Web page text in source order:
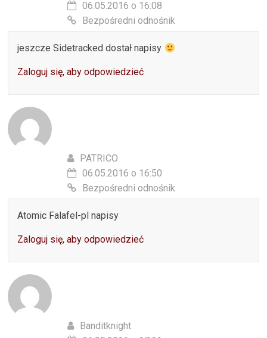
06.05.2016 o 16:08
Bezpośredni odnośnik
jeszcze Sidetracked dostał napisy
Zaloguj się, aby odpowiedzieć
PATRICO
06.05.2016 o 16:50
Bezpośredni odnośnik
Atomic Falafel-pl napisy
Zaloguj się, aby odpowiedzieć
Banditknight